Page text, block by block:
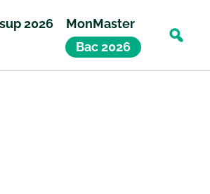
2026
MonMaster
Bac 2026